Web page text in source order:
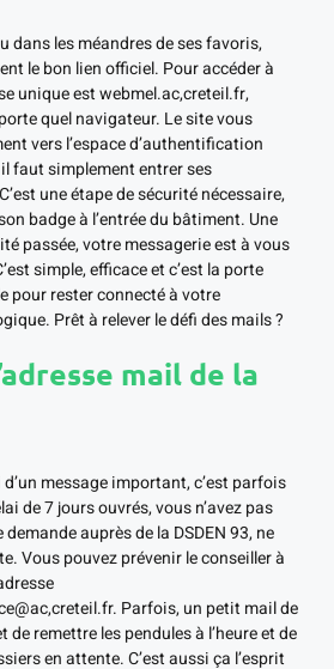
dans les méandres de ses favoris,
le bon lien officiel. Pour accéder à
unique est webmel.ac,creteil.fr,
quel navigateur. Le site vous
vers l’espace d’authentification
faut simplement entrer ses
une étape de sécurité nécessaire,
badge à l’entrée du bâtiment. Une
passée, votre messagerie est à vous
simple, efficace et c’est la porte
pour rester connecté à votre
Prêt à relever le défi des mails ?
mail de la
d’un message important, c’est parfois
de 7 jours ouvrés, vous n’avez pas
auprès de la DSDEN 93, ne
Vous pouvez prévenir le conseiller à
Parfois, un petit mail de
de remettre les pendules à l’heure et de
en attente. C’est aussi ça l’esprit